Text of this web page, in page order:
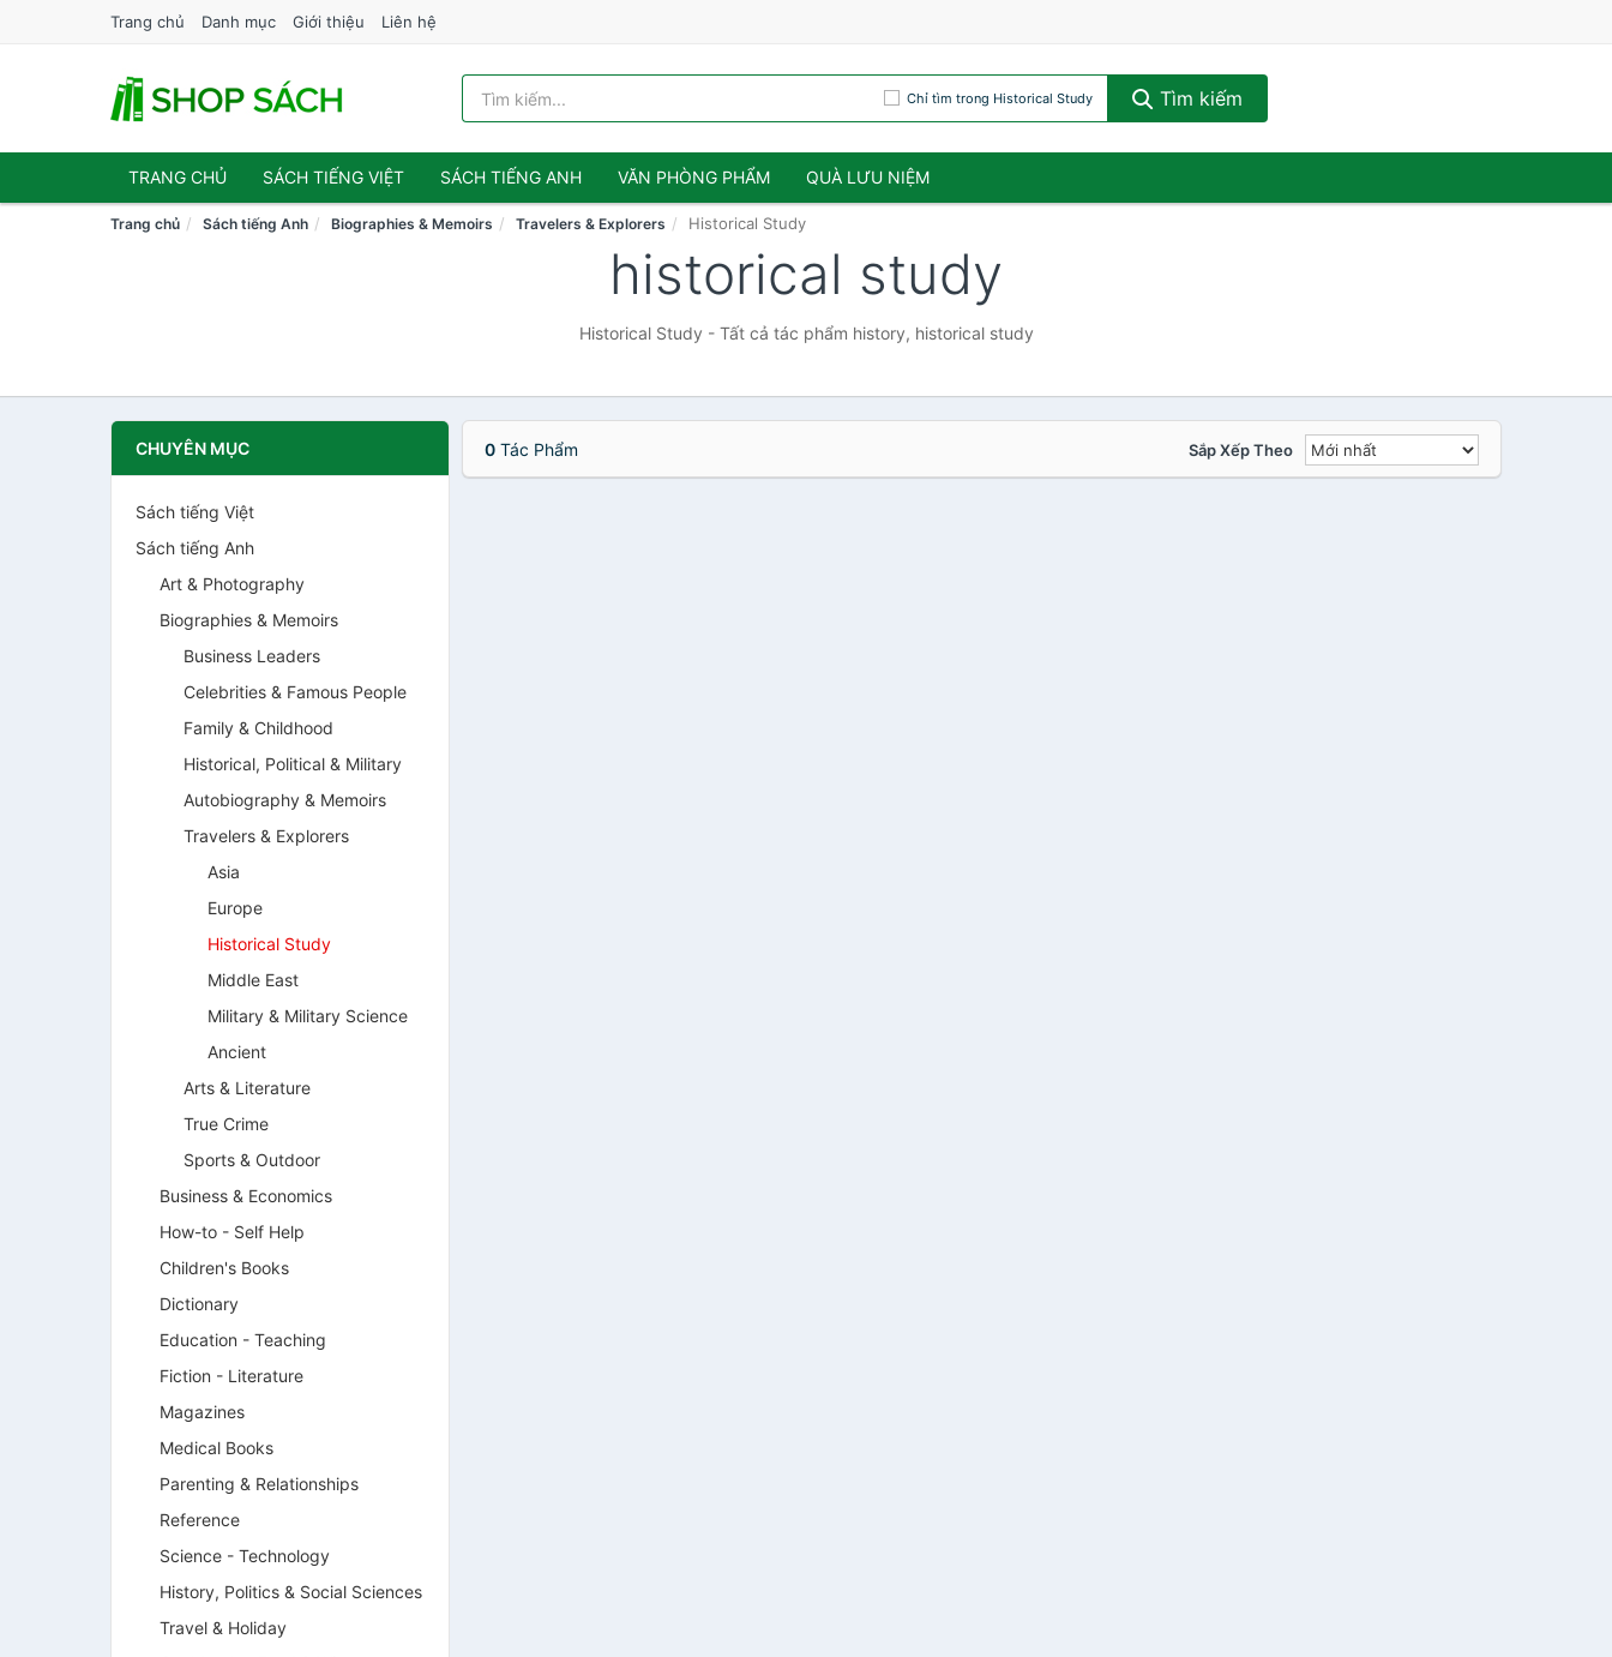
Trang chủ Danh mục Giới thiệu Liên hệ
Chỉ tìm trong Historical Study Tìm kiếm
TRANG CHỦ SÁCH TIẾNG VIỆT SÁCH TIẾNG ANH VĂN PHÒNG PHẨM QUÀ LƯU NIỆM
Trang chủ Sách tiếng Anh Biographies & Memoirs Travelers & Explorers Historical Study
historical study
Historical Study - Tất cả tác phẩm history, historical study
CHUYÊN MỤC
Sách tiếng Việt
Sách tiếng Anh
Art & Photography
Biographies & Memoirs
Business Leaders
Celebrities & Famous People
Family & Childhood
Historical, Political & Military
Autobiography & Memoirs
Travelers & Explorers
Asia
Europe
Historical Study
Middle East
Military & Military Science
Ancient
Arts & Literature
True Crime
Sports & Outdoor
Business & Economics
How-to - Self Help
Children's Books
Dictionary
Education - Teaching
Fiction - Literature
Magazines
Medical Books
Parenting & Relationships
Reference
Science - Technology
History, Politics & Social Sciences
Travel & Holiday
0Tác Phẩm Sắp Xếp Theo